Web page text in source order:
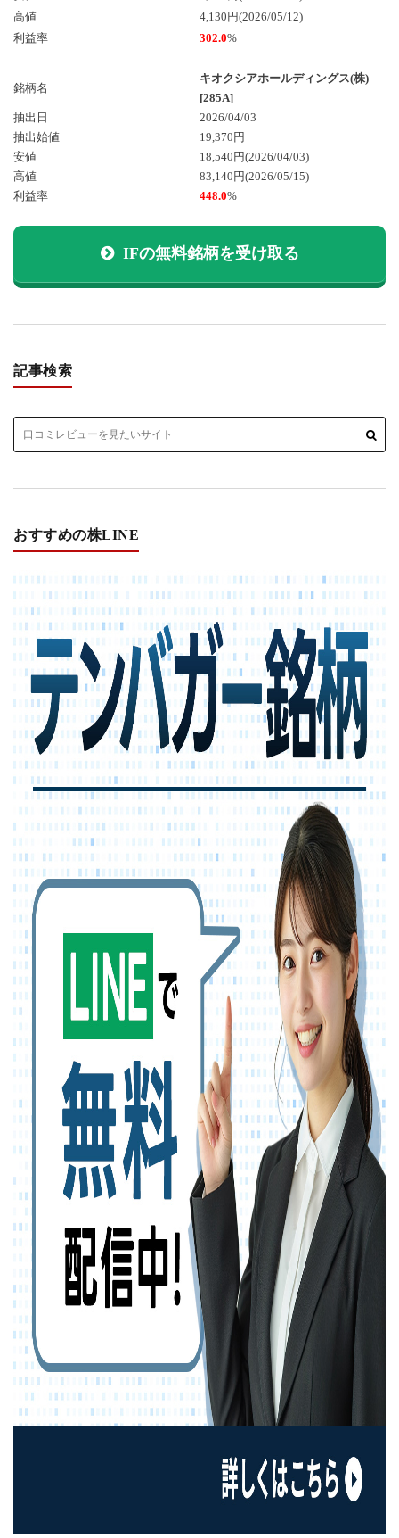
高値
4,130円(2026/05/12)
利益率
302.0%
銘柄名
キオクシアホールディングス(株)
[285A]
抽出日
2026/04/03
抽出始値
19,370円
安値
18,540円(2026/04/03)
高値
83,140円(2026/05/15)
利益率
448.0%
IFの無料銘柄を受け取る
記事検索
おすすめの株LINE